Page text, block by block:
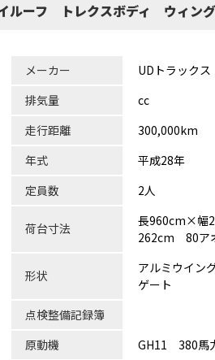
ルーフ トレクスボディ ウィン
メーカー UDトラックス
排気量
cc
走行距離
300,000km
年式
平成28年
定員数
2人
荷台寸法
長960cm×幅
262cm 80ア
形状
アルミウイ
ゲート
点検整備記録簿
原動機
GH11 380馬